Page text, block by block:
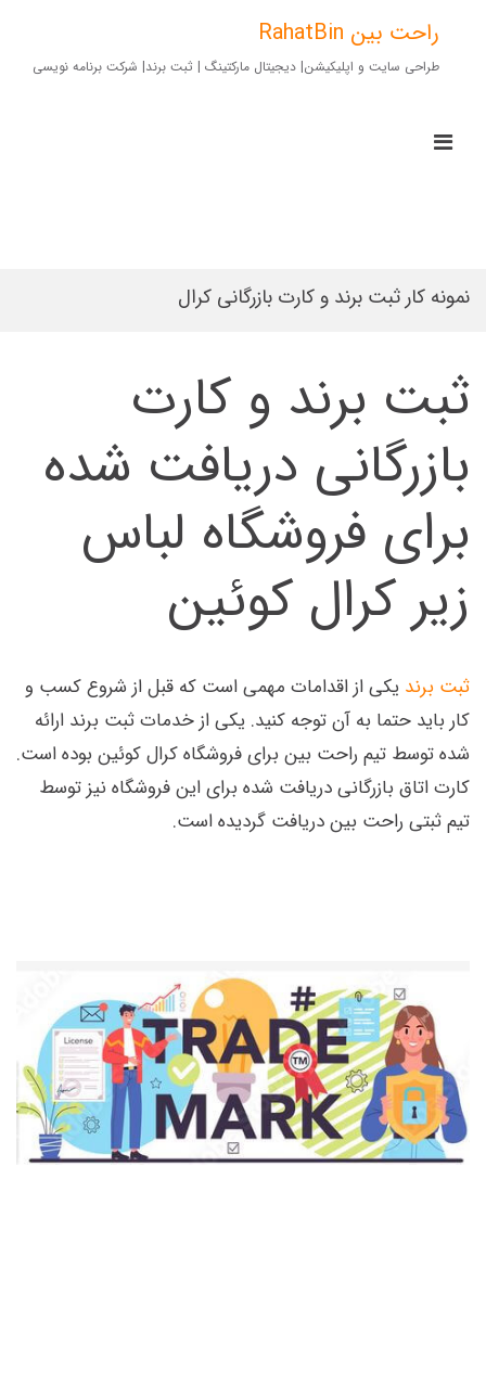
contentراحت بین RahatBin
طراحی سایت و اپلیکیشن| دیجیتال مارکتینگ | ثبت برند| شرکت برنامه نویسی
نمونه کار ثبت برند و کارت بازرگانی کرال
ثبت برند و کارت
بازرگانی دریافت شده
برای فروشگاه لباس
زیر کرال کوئین
ثبت برند یکی از اقدامات مهمی است که قبل از شروع کسب و
کار باید حتما به آن توجه کنید. یکی از خدمات ثبت برند ارائه
شده توسط تیم راحت بین برای فروشگاه کرال کوئین بوده است.
کارت اتاق بازرگانی دریافت شده برای این فروشگاه نیز توسط
تیم ثبتی راحت بین دریافت گردیده است.